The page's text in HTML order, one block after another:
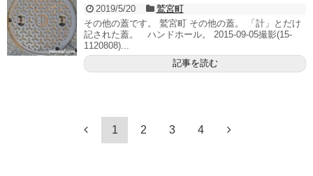
2019/5/20
鷲宮町
その他の蓋です。 鷲宮町 その他の蓋。 「計」とだけ
記された蓋。 ハンドホール。 2015-09-05撮影(15-
1120808)...
記事を読む
1 2 3 4